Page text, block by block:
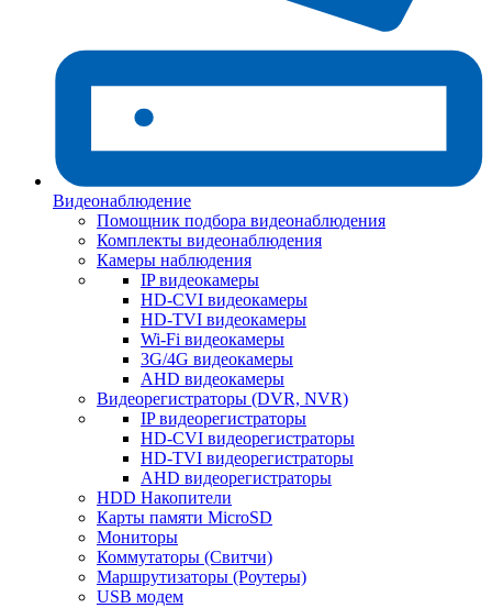
Видеонаблюдение
Помощник подбора видеонаблюдения
Комплекты видеонаблюдения
Камеры наблюдения
IP видеокамеры
HD-CVI видеокамеры
HD-TVI видеокамеры
Wi-Fi видеокамеры
3G/4G видеокамеры
AHD видеокамеры
Видеорегистраторы (DVR, NVR)
IP видеорегистраторы
HD-CVI видеорегистраторы
HD-TVI видеорегистраторы
AHD видеорегистраторы
HDD Накопители
Карты памяти MicroSD
Мониторы
Коммутаторы (Свитчи)
Маршрутизаторы (Роутеры)
USB модем